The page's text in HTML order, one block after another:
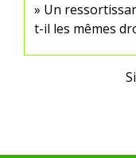
Un
t-il les mêmes